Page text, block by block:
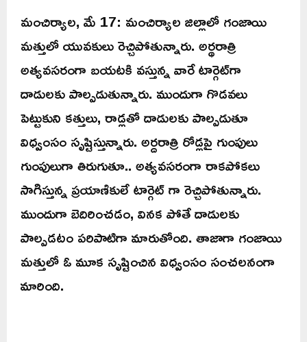
మంచిర్యాల, మే 17: మంచిర్యాల జిల్లాలో గంజాయి
మత్తులో యువకులు రెచ్చిపోతున్నారు. అర్థరాత్రి
అత్యవసరంగా బయటకి వస్తున్న వారే టార్గెట్‌గా
దాడులకు పాల్పడుతున్నారు‌. ముందుగా గొడవలు
పెట్టుకుని కత్తులు, రాడ్లతో దాడులకు పాల్పడుతూ
విధ్వంసం సృష్టిస్తున్నారు. అర్దరాత్రి రోడ్లపై గుంపులు
గుంపులుగా తిరుగుతూ.. అత్యవసరంగా రాకపోకలు
సాగిస్తున్న ప్రయాణికులే టార్గెట్ గా రెచ్చిపోతున్నారు.
ముందుగా బెదిరించడం, వినక పోతే దాడులకు
పాల్పడటం పరిపాటిగా మారుతోంది. తాజాగా గంజాయి
మత్తులో ఓ మూక సృష్టించిన విధ్వంసం సంచలనంగా
మారింది.